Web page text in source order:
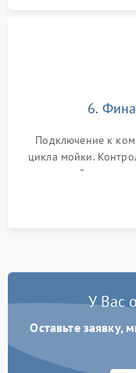
6.
Подключение к
цикла мойки.
до нужной
штатного слива
У Вас
Оставьте заявку,